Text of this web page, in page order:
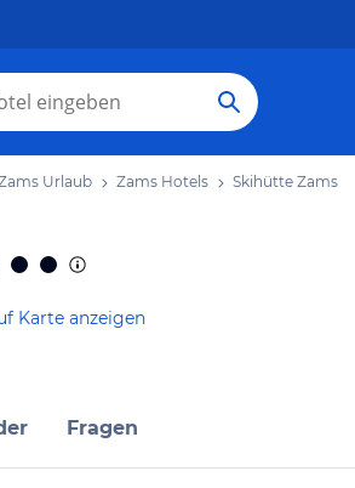
Urlaub Zams Hotels Skihütte Zams
Karte anzeigen
Fragen